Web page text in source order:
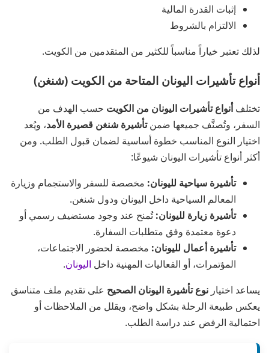
إثبات القدرة المالية
الالتزام بالشروط
لذلك تعتبر خياراً مناسباً للكثير من المتقدمين من الكويت.
أنواع تأشيرات اليونان المتاحة من الكويت (شنغن)
تختلفأنواع تأشيرات اليونان من الكويت حسب الهدف من
السفر، وتُصنَّف جميعها ضمنتأشيرة شنغن قصيرة الأمد، ويُعد
اختيار النوع المناسب خطوة أساسية لضمان قبول الطلب. ومن
أكثر أنواع تأشيرات اليونان شيوعًا:
تأشيرة سياحية لليونان: مخصصة للسفر والاستجمام وزيارة
المعالم السياحية داخل اليونان ودول شنغن.
تأشيرة زيارة لليونان:تُمنح عند وجود مستضيف رسمي أو
دعوة معتمدة وفق متطلبات السفارة.
تأشيرة أعمال لليونان: مخصصة لحضور الاجتماعات،
المؤتمرات، أو الفعاليات المهنية داخل اليونان.
يساعد اختيار نوع تأشيرة اليونان الصحيح على تقديم ملف متناسق
يعكس طبيعة الرحلة بشكل واضح، ويقلل من الملاحظات أو
احتمالية الرفض عند دراسة الطلب.